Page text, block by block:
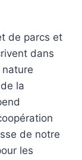
de parcs et
dans
nature
la
de notre
les